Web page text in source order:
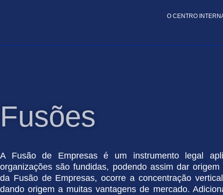
O CENTRO
Fusões
A Fusão de Empresas é um instrumento legal
organizações são fundidas, podendo assim dar
da Fusão de Empresas, ocorre a concentração
dando origem a muitas vantagens de mercado.